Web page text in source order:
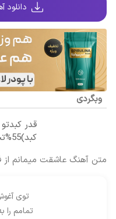
دانلود
وبگردی
قدر
کبد)55%تخفیف
متن آهنگ عاشقت میمانم از
توی
تمامم را